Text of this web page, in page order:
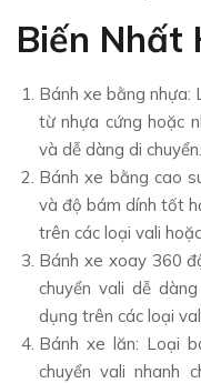
Biến Nhất
Bánh xe bằng nhựa:
từ nhựa cứng hoặc
và dễ dàng di chuyển.
Bánh xe bằng cao
và độ bám dính tốt
trên các loại vali
Bánh xe xoay 360
chuyển vali dễ
dụng trên các loại
Bánh xe lăn: Loại
chuyển vali nhanh